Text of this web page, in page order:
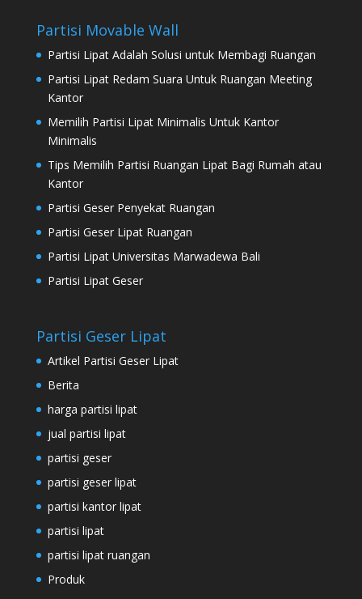
Partisi Movable Wall
Partisi Lipat Adalah Solusi untuk Membagi Ruangan
Partisi Lipat Redam Suara Untuk Ruangan Meeting
Kantor
Memilih Partisi Lipat Minimalis Untuk Kantor
Minimalis
Tips Memilih Partisi Ruangan Lipat Bagi Rumah atau
Kantor
Partisi Geser Penyekat Ruangan
Partisi Geser Lipat Ruangan
Partisi Lipat Universitas Marwadewa Bali
Partisi Lipat Geser
Partisi Geser Lipat
Artikel Partisi Geser Lipat
Berita
harga partisi lipat
jual partisi lipat
partisi geser
partisi geser lipat
partisi kantor lipat
partisi lipat
partisi lipat ruangan
Produk